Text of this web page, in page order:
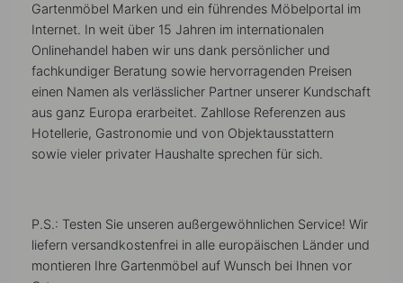
Gartenmöbel Marken und ein führendes Möbelportal im
Internet. In weit über 15 Jahren im internationalen
Onlinehandel haben wir uns dank persönlicher und
fachkundiger Beratung sowie hervorragenden Preisen
einen Namen als verlässlicher Partner unserer Kundschaft
aus ganz Europa erarbeitet. Zahllose Referenzen aus
Hotellerie, Gastronomie und von Objektausstattern
sowie vieler privater Haushalte sprechen für sich.
P.S.: Testen Sie unseren außergewöhnlichen Service! Wir
liefern versandkostenfrei in alle europäischen Länder und
montieren Ihre Gartenmöbel auf Wunsch bei Ihnen vor